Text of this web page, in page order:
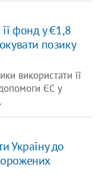
фонд у €1,8
позику
використати її
ЄС у
Україну до